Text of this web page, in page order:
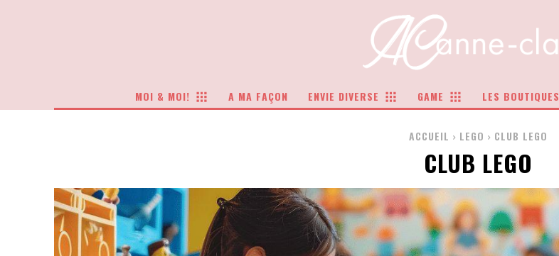
MOI & MOI! A MA FAÇON ENVIE DIVERSE GAME LES BOUTIQUES
ACCUEIL LEGO CLUB LEGO
CLUB LEGO